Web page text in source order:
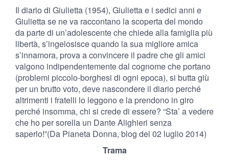
Il diario di Giulietta (1954), Giulietta e i sedici anni e
Giulietta se ne va raccontano la scoperta del mondo
da parte di un’adolescente che chiede alla famiglia più
libertà, s’ingelosisce quando la sua migliore amica
s’innamora, prova a convincere il padre che gli amici
valgono indipendentemente dal cognome che portano
(problemi piccolo-borghesi di ogni epoca), si butta giù
per un brutto voto, deve nascondere il diario perché
altrimenti i fratelli lo leggono e la prendono in giro
perché insomma, chi si crede di essere? “Sta’ a vedere
che ho per sorella un Dante Alighieri senza
saperlo!”(Da Pianeta Donna, blog del 02 luglio 2014)
Trama